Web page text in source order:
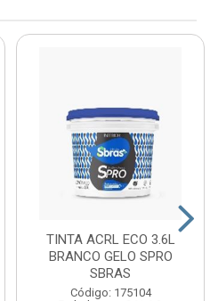
TINTA ACRL ECO 3.6L
BRANCO GELO SPRO
SBRAS
Código: 175104